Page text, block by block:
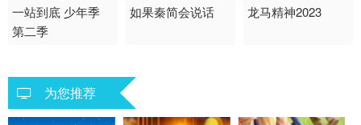
20251020直播回放
20251023下纯享
2026 / 中国大陆 / 汉语
普通话
一站到底 少年季
第二季
2025 / 中国大陆 / 汉语
如果秦简会说话
2023 / 大陆 / 国语
龙马精神2023
为您推荐